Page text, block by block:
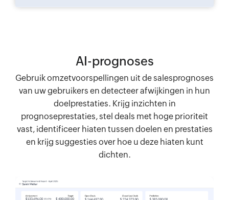
AI-prognoses
Gebruik omzetvoorspellingen uit de salesprognoses
van uw gebruikers en detecteer afwijkingen in hun
doelprestaties. Krijg inzichten in
prognoseprestaties, stel deals met hoge prioriteit
vast, identificeer hiaten tussen doelen en prestaties
en krijg suggesties over hoe u deze hiaten kunt
dichten.